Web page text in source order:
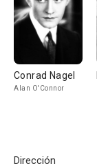
Conrad Nagel
Alan O'Connor
Dirección